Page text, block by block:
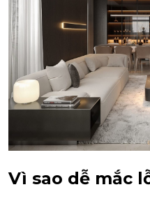
Vì sao dễ mắc